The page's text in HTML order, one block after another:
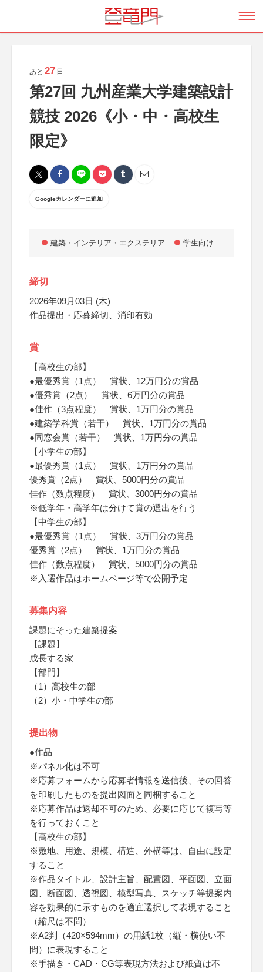
あと 27 日
第27回 九州産業大学建築設計
競技 2026《小・中・高校生
限定》
Googleカレンダーに追加
建築・インテリア・エクステリア 学生向け
締切
2026年09月03日 (木)
作品提出・応募締切、消印有効
賞
【高校生の部】
●最優秀賞（1点） 賞状、12万円分の賞品
●優秀賞（2点） 賞状、6万円分の賞品
●佳作（3点程度） 賞状、1万円分の賞品
●建築学科賞（若干） 賞状、1万円分の賞品
●同窓会賞（若干） 賞状、1万円分の賞品
【小学生の部】
●最優秀賞（1点） 賞状、1万円分の賞品
優秀賞（2点） 賞状、5000円分の賞品
佳作（数点程度） 賞状、3000円分の賞品
※低学年・高学年は分けて賞の選出を行う
【中学生の部】
●最優秀賞（1点） 賞状、3万円分の賞品
優秀賞（2点） 賞状、1万円分の賞品
佳作（数点程度） 賞状、5000円分の賞品
※入選作品はホームページ等で公開予定
募集内容
課題にそった建築提案
【課題】
成長する家
【部門】
（1）高校生の部
（2）小・中学生の部
提出物
●作品
※パネル化は不可
※応募フォームから応募者情報を送信後、その回答
を印刷したものを提出図面と同梱すること
※応募作品は返却不可のため、必要に応じて複写等
を行っておくこと
【高校生の部】
※敷地、用途、規模、構造、外構等は、自由に設定
すること
※作品タイトル、設計主旨、配置図、平面図、立面
図、断面図、透視図、模型写真、スケッチ等提案内
容を効果的に示すものを適宜選択して表現すること
（縮尺は不問）
※A2判（420×594mm）の用紙1枚（縦・横使い不
問）に表現すること
※手描き・CAD・CG等表現方法および紙質は不